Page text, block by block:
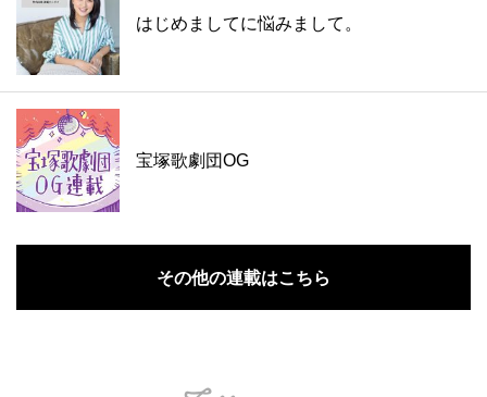
はじめましてに悩みまして。
宝塚歌劇団OG
その他の連載はこちら